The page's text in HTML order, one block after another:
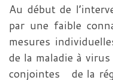
Au début de
par une faible
mesures
de la maladie à
conjointes de la